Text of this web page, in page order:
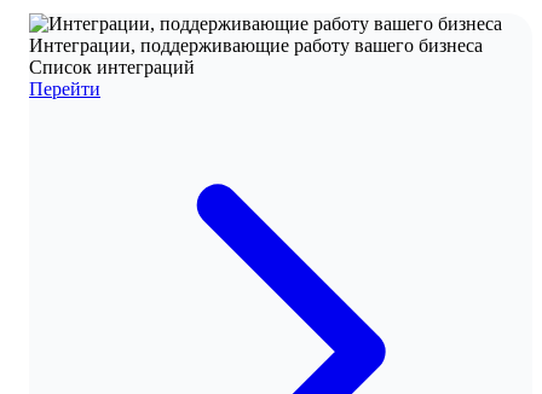
Интеграции, поддерживающие работу вашего бизнеса
Список интеграций
Перейти